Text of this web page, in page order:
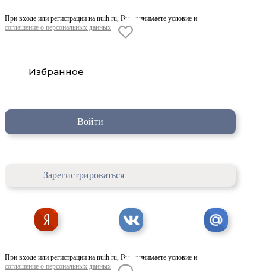
При входе или регистрации на nuih.ru, Вы принимаете условие и
соглашение о персональных данных
Избранное
Войти
Зарегистрироваться
При входе или регистрации на nuih.ru, Вы принимаете условие и
соглашение о персональных данных